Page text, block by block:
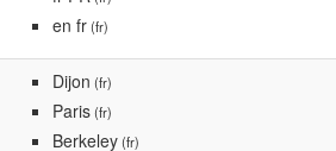
en fr(fr)
Dijon (fr)
Paris(fr)
Berkeley(fr)